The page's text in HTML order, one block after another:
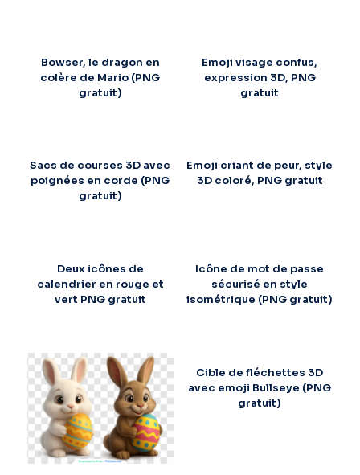
Bowser, le dragon en
colère de Mario (PNG
gratuit)
Emoji visage confus,
expression 3D, PNG
gratuit
Sacs de courses 3D avec
poignées en corde (PNG
gratuit)
Emoji criant de peur, style
3D coloré, PNG gratuit
Deux icônes de
calendrier en rouge et
vert PNG gratuit
Icône de mot de passe
sécurisé en style
isométrique (PNG gratuit)
Cible de fléchettes 3D
avec emoji Bullseye (PNG
gratuit)